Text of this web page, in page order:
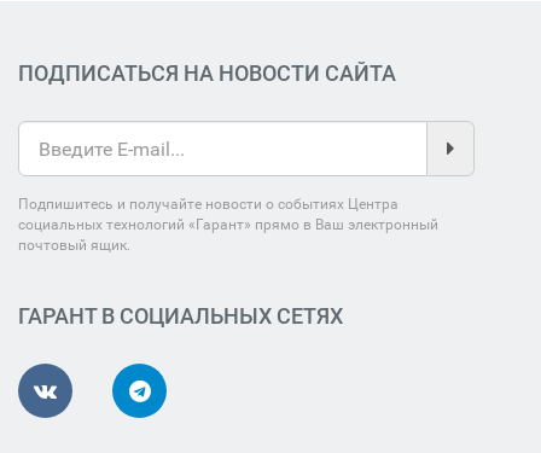
ПОДПИСАТЬСЯ НА НОВОСТИ САЙТА
Подпишитесь и получайте новости о событиях Центра
социальных технологий «Гарант» прямо в Ваш электронный
почтовый ящик.
ГАРАНТ В СОЦИАЛЬНЫХ СЕТЯХ